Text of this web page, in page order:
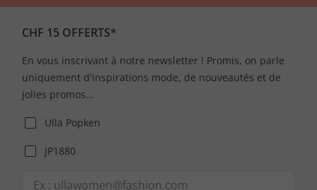
CHF 15 OFFERTS*
En vous inscrivant à notre newsletter ! Promis, on parle
uniquement d'inspirations mode, de nouveautés et de
jolies promos...
Ulla Popken
JP1880